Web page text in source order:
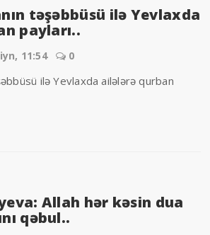
təşəbbüsü ilə Yevlaxda
payları..
11:54 0
ilə Yevlaxda ailələrə qurban
Allah hər kəsin dua
qəbul..